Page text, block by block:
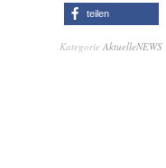
teilen
Kategorie AktuelleNEWS